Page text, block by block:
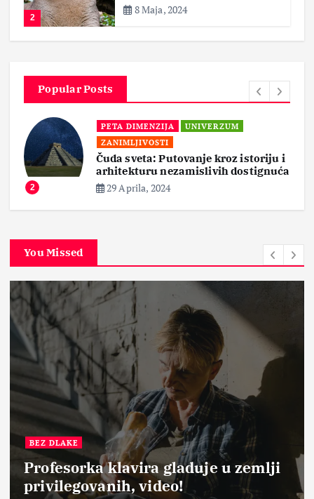
2
8 Maja, 2024
Popular Posts
2
PETA DIMENZIJA
UNIVERZUM
ZANIMLJIVOSTI
Čuda sveta: Putovanje kroz istoriju i
arhitekturu nezamislivih dostignuća
29 Aprila, 2024
You Missed
BEZ DLAKE
Profesorka klavira gladuje u zemlji
privilegovanih, video!